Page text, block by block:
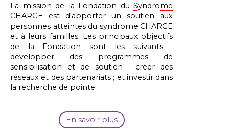
La mission de la Fondation duSyndrome
CHARGE est d'apporter un soutien aux
personnes atteintes du syndrome CHARGE
et à leurs familles. Les principaux objectifs
de la Fondation sont les suivants :
développer des programmes de
sensibilisation et de soutien ; créer des
réseaux et des partenariats ; et investir dans
la recherche de pointe.
En savoir plus